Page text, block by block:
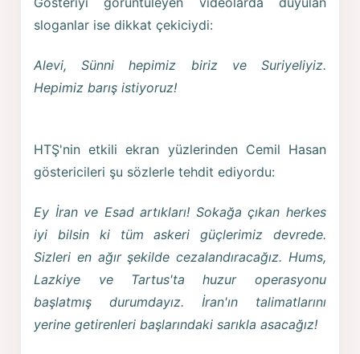
sloganlar ise dikkat çekiciydi:
Alevi, Sünni hepimiz biriz ve Suriyeliyiz.
Hepimiz barış istiyoruz!
HTŞ'nin etkili ekran yüzlerinden Cemil Hasan
göstericileri şu sözlerle tehdit ediyordu:
Ey İran ve Esad artıkları! Sokağa çıkan herkes
iyi bilsin ki tüm askeri güçlerimiz devrede.
Sizleri en ağır şekilde cezalandıracağız. Hums,
Lazkiye ve Tartus'ta huzur operasyonu
başlatmış durumdayız. İran'ın talimatlarını
yerine getirenleri başlarındaki sarıkla asacağız!